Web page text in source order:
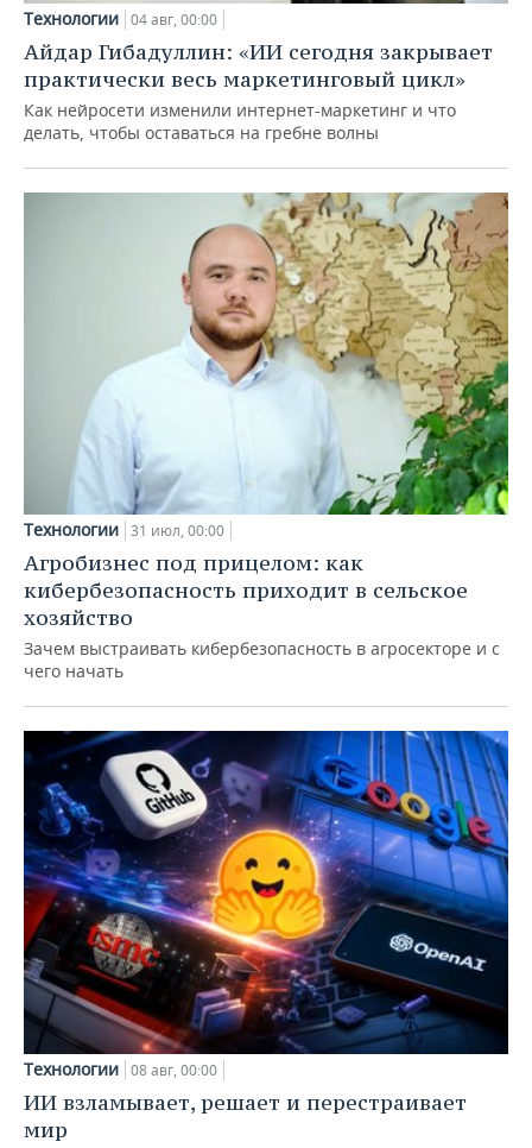
Технологии 04 авг, 00:00
Айдар Гибадуллин: «ИИ сегодня закрывает
практически весь маркетинговый цикл»
Как нейросети изменили интернет-маркетинг и что
делать, чтобы оставаться на гребне волны
Технологии 31 июл, 00:00
Агробизнес под прицелом: как
кибербезопасность приходит в сельское
хозяйство
Зачем выстраивать кибербезопасность в агросекторе и с
чего начать
Технологии 08 авг, 00:00
ИИ взламывает, решает и перестраивает
мир